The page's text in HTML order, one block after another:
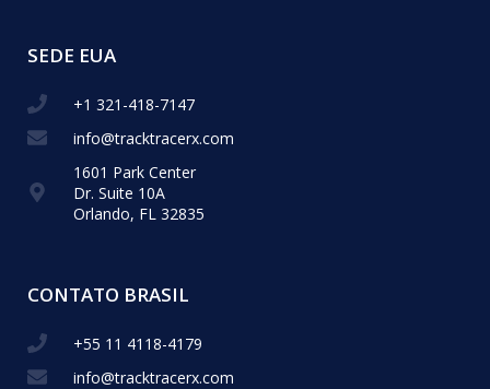
SEDE EUA
+1 321-418-​7147
info@tracktracerx.com
1601 Park Center
Dr. Suite 10A
Orlando, FL 32835
CONTATO BRASIL
+55 11 4118-4179
info@tracktracerx.com